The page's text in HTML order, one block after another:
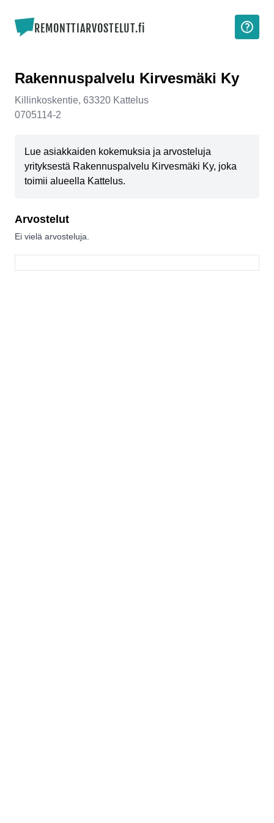
REMONTTIARVOSTELUT.fi
Rakennuspalvelu Kirvesmäki Ky
Killinkoskentie, 63320 Kattelus
0705114-2
Lue asiakkaiden kokemuksia ja arvosteluja
yrityksestä Rakennuspalvelu Kirvesmäki Ky, joka
toimii alueella Kattelus.
Arvostelut
Ei vielä arvosteluja.